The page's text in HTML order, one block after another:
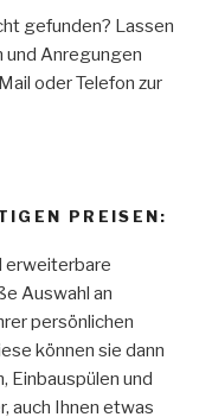
gefunden? Lassen
und Anregungen
oder Telefon zur
PREISEN:
erweiterbare
Auswahl an
persönlichen
können sie dann
Einbauspülen und
auch Ihnen etwas